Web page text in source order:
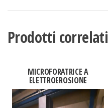
Prodotti correlati
MICROFORATRICE A
ELETTROEROSIONE